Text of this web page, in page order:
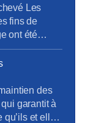
: nul ne
Les
fins de
ont été
après la
de côté les
CGC
des
garantit à
qu’ils et elles